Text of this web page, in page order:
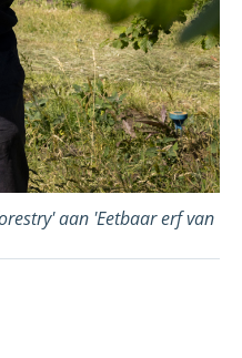
aan 'Eetbaar erf van